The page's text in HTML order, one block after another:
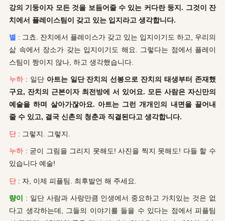
강의 기둥이자 모든 것을 보듬어줄 수 있는 커다란 둥지. 그것이 잔
치에서 플레이스팀이 갖고 있는 입지라고 생각합니다.
별 : 그쵸. 잔치에서 플레이스가 갖고 있는 입지이기도 하고, 우리의
삶 속에서 장소가 갖는 입지이기도 해요. 그렇다는 점에서 플레이
스팀이 짱이지 않나, 하고 생각했습니다.
누하 : 일단 아트는 일단 잔치의 선봉으로 잔치의 태생부터 존재했
구요, 잔치의 근본이자 최전방에 서 있어요. 모든 사람은 자신만의
예술을 하며 살아가잖아요. 아트는 그런 개개인의
내면을 끌어내
줄 수 있고, 결국 신촌의 청춘과 직결된다고 생각합니다.
단 : 그렇지. 그렇지.
누하 : 굳이 그림을 그리지 못해도! 사진을 찍지 못해도! 다들 할 수
있습니다 예술!
단 : 자, 이제 피플팀. 최후발언 해 주세요.
량이
: 일단 사람과 사랑만큼 인생에서 중요하고 가치있는 것은 없
다고 생각하는데, 그들의 이야기를 들을 수 있다는 점에서 피플팀